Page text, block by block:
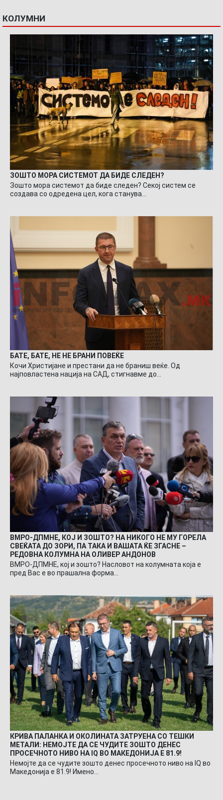
КОЛУМНИ
ЗОШТО МОРА СИСТЕМОТ ДА БИДЕ СЛЕДЕН?
Зошто мора системот да биде следен? Секој систем се
создава со одредена цел, кога станува…
БАТЕ, БАТЕ, НЕ НЕ БРАНИ ПОВЕЌЕ
Кочи Христијане и престани да не браниш веќе. Од
најповластена нација на САД, стигнавме до…
ВМРО-ДПМНЕ, КОЈ И ЗОШТО? НА НИКОГО НЕ МУ ГОРЕЛА
СВЕЌАТА ДО ЗОРИ, ПА ТАКА И ВАШАТА ЌЕ ЗГАСНЕ –
РЕДОВНА КОЛУМНА НА ОЛИВЕР АНДОНОВ
ВМРО-ДПМНЕ, кој и зошто? Насловот на колумната која е
пред Вас е во прашална форма…
КРИВА ПАЛАНКА И ОКОЛИНАТА ЗАТРУЕНА СО ТЕШКИ
МЕТАЛИ: НЕМОЈТЕ ДА СЕ ЧУДИТЕ ЗОШТО ДЕНЕС
ПРОСЕЧНОТО НИВО НА IQ ВО МАКЕДОНИЈА Е 81.9!
Немојте да се чудите зошто денес просечното ниво на IQ во
Македонија е 81.9! Имено…